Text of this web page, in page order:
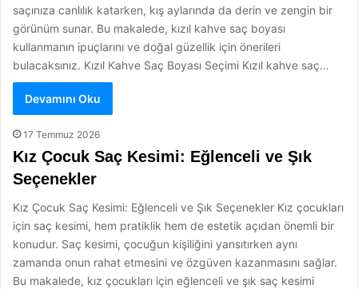
saçınıza canlılık katarken, kış aylarında da derin ve zengin bir
görünüm sunar. Bu makalede, kızıl kahve saç boyası
kullanmanın ipuçlarını ve doğal güzellik için önerileri
bulacaksınız. Kızıl Kahve Saç Boyası Seçimi Kızıl kahve saç…
Devamını Oku
17 Temmuz 2026
Kız Çocuk Saç Kesimi: Eğlenceli ve Şık
Seçenekler
Kız Çocuk Saç Kesimi: Eğlenceli ve Şık Seçenekler Kız çocukları
için saç kesimi, hem pratiklik hem de estetik açıdan önemli bir
konudur. Saç kesimi, çocuğun kişiliğini yansıtırken aynı
zamanda onun rahat etmesini ve özgüven kazanmasını sağlar.
Bu makalede, kız çocukları için eğlenceli ve şık saç kesimi